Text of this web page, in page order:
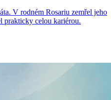
V rodném Rosariu zemřel jeho
prakticky celou kariérou.